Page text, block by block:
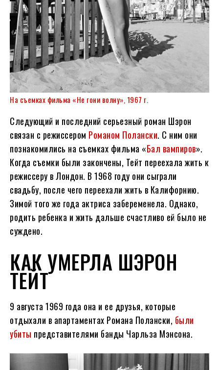
На съемках фильма «Не гони волну», 1967 г.
Следующий и последний серьезный роман Шэрон
связан с режиссером Романом Полански. С ним они
познакомились на съемках фильма «Бал вампиров».
Когда съемки были закончены, Тейт переехала жить к
режиссеру в Лондон. В 1968 году они сыграли
свадьбу, после чего переехали жить в Калифорнию.
Зимой того же года актриса забеременела. Однако,
родить ребенка и жить дальше счастливо ей было не
суждено.
КАК УМЕРЛА ШЭРОН
ТЕЙТ
9 августа 1969 года она и ее друзья, которые
отдыхали в апартаментах Романа Полански, были
убиты представителями банды Чарльза Мэнсона.